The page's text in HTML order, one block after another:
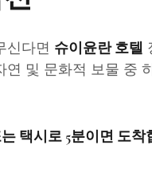
신다면 슈이윤란 호텔
및 문화적 보물 중
택시로 5분이면 도착